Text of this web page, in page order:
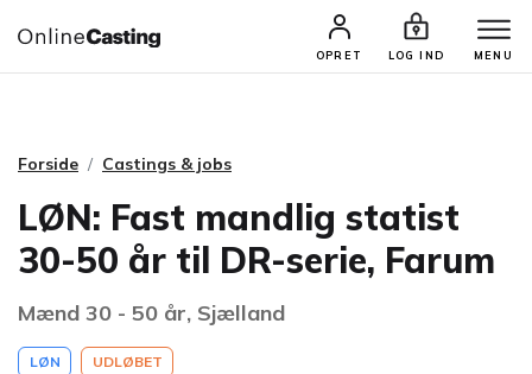
OPRET LOG IND MENU
CASTINGS & JOBS SØG PROFIL
Forside Castings & jobs
LØN: Fast mandlig statist
30-50 år til DR-serie, Farum
Mænd 30 - 50 år, Sjælland
LØN UDLØBET